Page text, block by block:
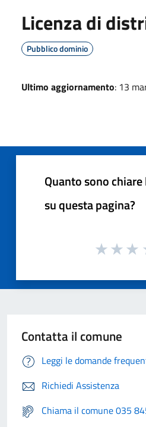
Licenza di
Pubblico dominio
Ultimo aggiornamento: 13
Quanto sono
su questa pagina?
Contatta il comune
Leggi le domande
Richiedi Assistenza
Chiama il comune 035